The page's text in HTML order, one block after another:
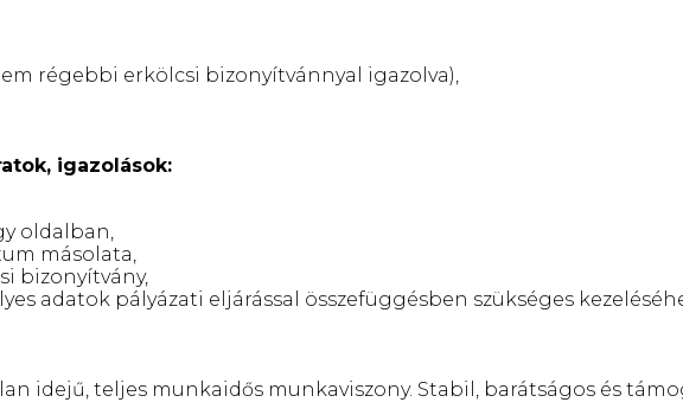
régebbi erkölcsi bizonyítvánnyal igazolva),
igazolások:
oldalban,
másolata,
bizonyítvány,
adatok pályázati eljárással összefüggésben szükséges
idejű, teljes munkaidős munkaviszony. Stabil, barátságos és